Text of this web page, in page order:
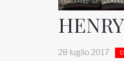
Inviateci le vostre segnalazioni
28 luglio 2017